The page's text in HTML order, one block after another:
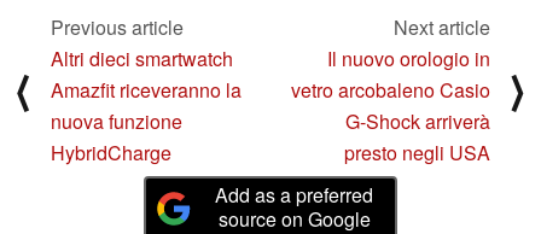
⟨
Previous article
Altri dieci smartwatch
Amazfit riceveranno la
nuova funzione
HybridCharge
Next article
Il nuovo orologio in
vetro arcobaleno Casio
G-Shock arriverà
presto negli USA
⟩
Add as a preferred
source on Google